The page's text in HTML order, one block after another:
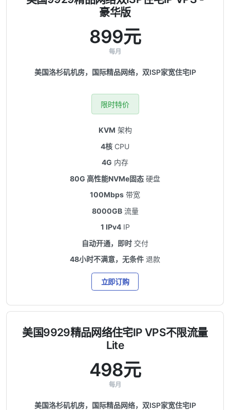
豪华版
899元
每月
美国洛杉矶机房，国际精品网络，双ISP家宽住宅IP
限时特价
KVM 架构
4核 CPU
4G 内存
80G 高性能NVMe固态 硬盘
100Mbps 带宽
8000GB流量
1 IPv4IP
自动开通，即时 交付
48小时不满意，无条件 退款
立即订购
美国9929精品网络住宅IP VPS不限流量
Lite
498元
每月
美国洛杉矶机房，国际精品网络，双ISP家宽住宅IP